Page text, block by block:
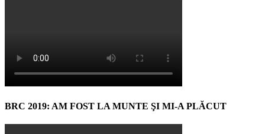
BRC 2019: AM FOST LA MUNTE ŞI MI-A PLĂCUT